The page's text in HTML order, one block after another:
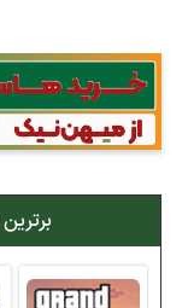
کتاب
جهت دریافت آخرین
بله دنبال کنید (ورود)